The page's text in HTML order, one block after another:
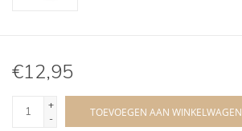
€12,95
+
-
TOEVOEGEN AAN WINKELWAGEN